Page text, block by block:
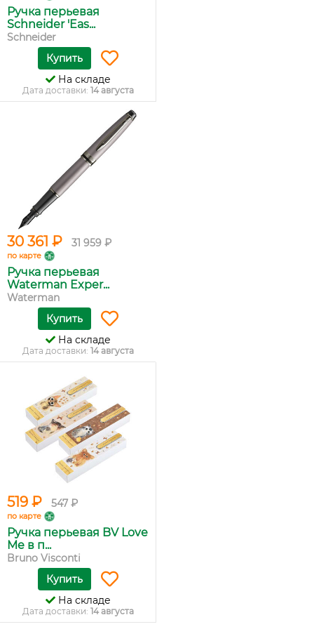
Ручка перьевая
Schneider 'Eas...
Schneider
Купить
На складе
Дата доставки: 14 августа
30 361 ₽ 31 959 ₽
по карте
Ручка перьевая
Waterman Exper...
Waterman
Купить
На складе
Дата доставки: 14 августа
519 ₽ 547 ₽
по карте
Ручка перьевая BV Love
Me в п...
Bruno Visconti
Купить
На складе
Дата доставки: 14 августа